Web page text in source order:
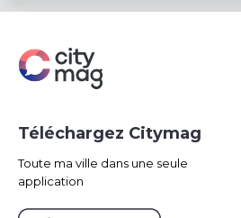
Téléchargez Citymag
Toute ma ville dans une seule
application